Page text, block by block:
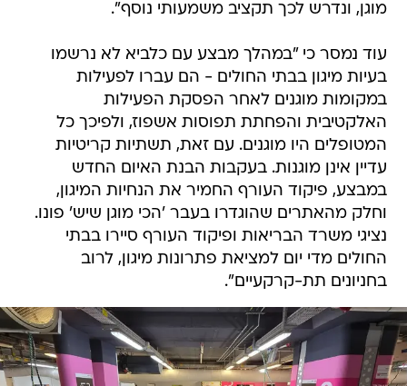
מוגן, ונדרש לכך תקציב משמעותי נוסף".
עוד נמסר כי "במהלך מבצע עם כלביא לא נרשמו
בעיות מיגון בבתי החולים - הם עברו לפעילות
במקומות מוגנים לאחר הפסקת הפעילות
האלקטיבית והפחתת תפוסות אשפוז, ולפיכך כל
המטופלים היו מוגנים. עם זאת, תשתיות קריטיות
עדיין אינן מוגנות. בעקבות הבנת האיום החדש
במבצע, פיקוד העורף החמיר את הנחיות המיגון,
וחלק מהאתרים שהוגדרו בעבר 'הכי מוגן שיש' פונו.
נציגי משרד הבריאות ופיקוד העורף סיירו בבתי
החולים מדי יום למציאת פתרונות מיגון, לרוב
בחניונים תת-קרקעיים".